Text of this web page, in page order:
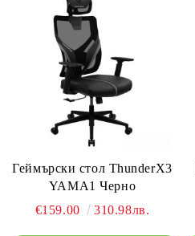
Геймърски стол ThunderX3
YAMA1 Черно
€159.00
310.98лв.